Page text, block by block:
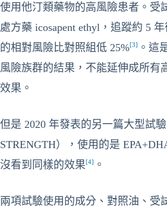
使用他汀類藥物的高風險患者。受
處方藥 icosapent ethyl，追蹤約 5
的相對風險比對照組低 25%[3] 。這
風險族群的結果，不能延伸成所有
效果。
但是 2020 年發表的另一篇大型試
STRENGTH），使用的是
沒看到同樣的效果[4] 。
兩項試驗使用的成分、對照油、受